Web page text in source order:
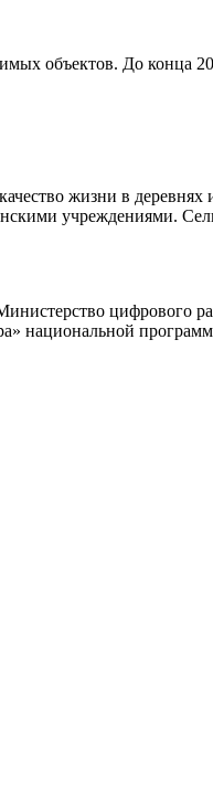
объектов. До конца
жизни в
учреждениями.
национальной